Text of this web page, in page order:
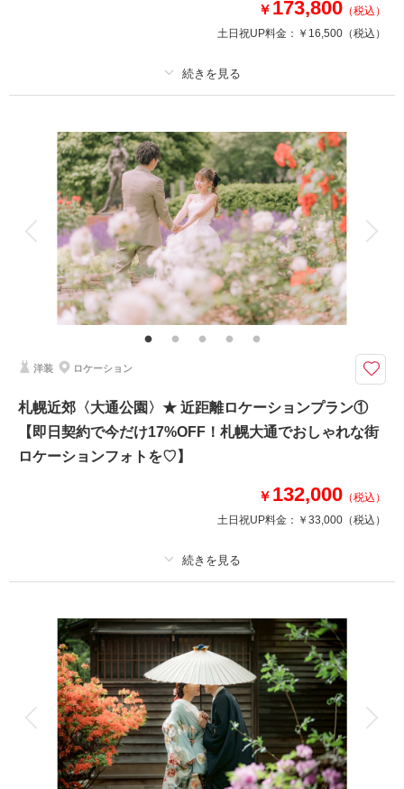
などからお好きなものをお選びいただけます！対象外プランは無し♪
相談予約する 撮影日の空き
￥ 173,800 （税込）
土日祝UP料金： ￥16,500 （税込）
撮影料 新婦衣装3着 新郎衣装3着
着付け ヘアメイク 小物一式
アルバム 20 P データ 140 カット 台紙付写真
衣装追加 会食 挙式
家族と撮影 家族用衣装レンタル ペットと撮影
その他含むもの
衣装B〜SSクラスまでプラン内！記念に嬉しいアルバム付き♡
Phtorait限定『CLESTA(A6サイズ)』プレゼント中！和装も洋装も！妥協せ
せっかくの写真撮影。ウェディングドレスもカラードレスも和装も全部着た
相談予約する
来店・オンライン
洋装 ロケーション
札幌近郊〈大通公園〉★ 近距離ロケーションプラン①
【即日契約で今だけ17%OFF！札幌大通でおしゃれな街
ロケーションフォトを♡】
￥ 132,000 （税込）
土日祝UP料金： ￥33,000 （税込）
撮影料 新婦衣装1着 新郎衣装1着
着付け ヘアメイク 小物一式
アルバム データ 100 カット 台紙付写真
衣装追加 会食 挙式
家族と撮影 家族用衣装レンタル ペットと撮影
その他含むもの